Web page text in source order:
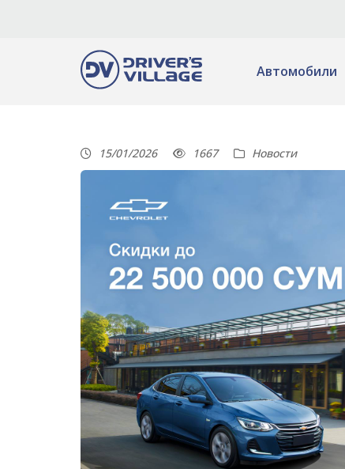
Автомобили
15/01/2026 1667 Новости